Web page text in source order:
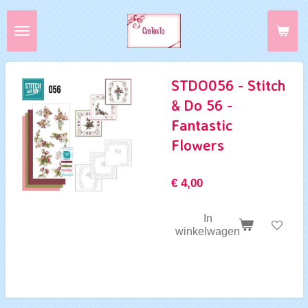
Ga
direct
de
hoofdinhoud
STDO056 - Stitch
& Do 56 -
Fantastic
Flowers
€ 4,00
In
winkelwagen